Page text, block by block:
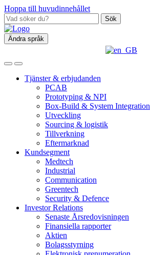
Hoppa till huvudinnehållet
Sök
Ändra språk
Tjänster & erbjudanden
PCAB
Prototyping & NPI
Box‑Build & System Integration
Utveckling
Sourcing & logistik
Tillverkning
Eftermarknad
Kundsegment
Medtech
Industrial
Communication
Greentech
Security & Defence
Investor Relations
Senaste Årsredovisningen
Finansiella rapporter
Aktien
Bolagsstyrning